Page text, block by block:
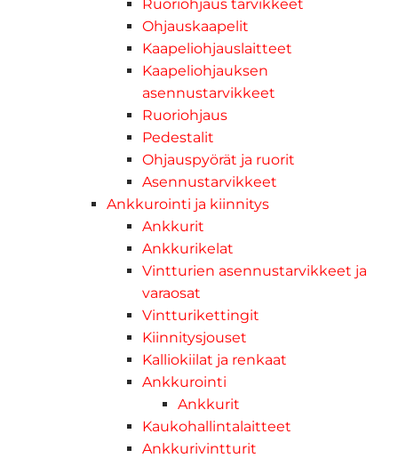
Ruoriohjaus tarvikkeet
Ohjauskaapelit
Kaapeliohjauslaitteet
Kaapeliohjauksen
asennustarvikkeet
Ruoriohjaus
Pedestalit
Ohjauspyörät ja ruorit
Asennustarvikkeet
Ankkurointi ja kiinnitys
Ankkurit
Ankkurikelat
Vintturien asennustarvikkeet ja
varaosat
Vintturikettingit
Kiinnitysjouset
Kalliokiilat ja renkaat
Ankkurointi
Ankkurit
Kaukohallintalaitteet
Ankkurivintturit